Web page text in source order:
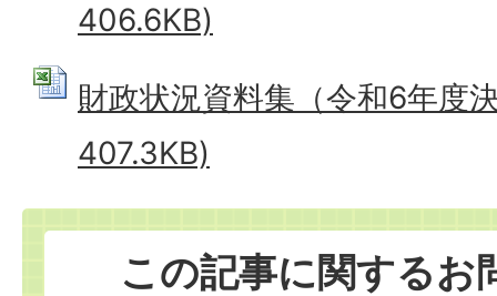
406.6KB)
財政状況資料集（令和6年度
407.3KB)
この記事に関するお